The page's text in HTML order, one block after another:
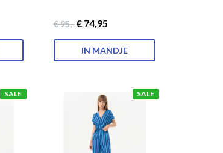
€ 95,-€ 74,95
IN MANDJE
SALE SALE